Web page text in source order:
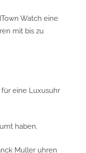
Watch eine
mit bis zu
eine Luxusuhr
haben.
Muller uhren